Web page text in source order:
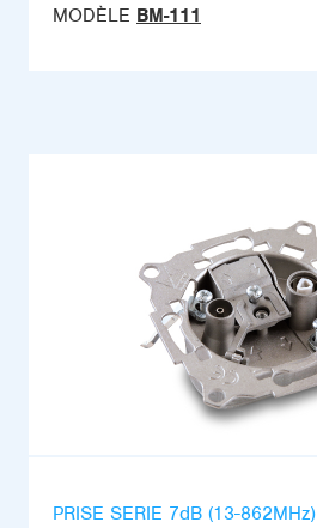
MODÈLE BM-111
PRISE SERIE 7dB (13-862MHz)